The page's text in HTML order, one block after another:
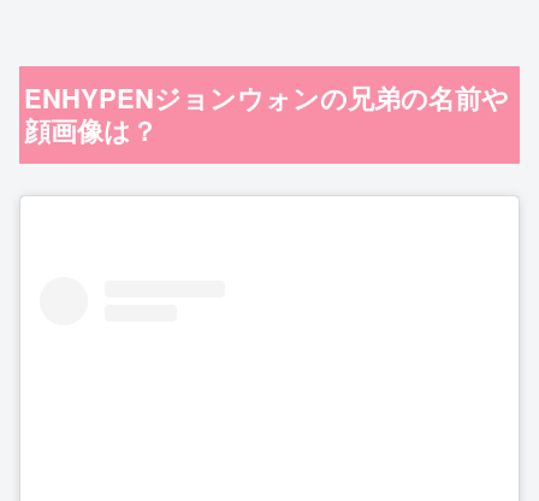
ENHYPENジョンウォンの兄弟の名前や
顔画像は？